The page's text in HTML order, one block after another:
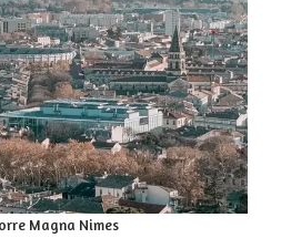
Magna Nimes